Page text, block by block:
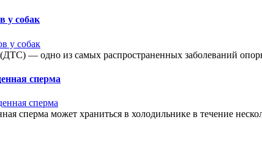
у собак
— одно из самых распространенных заболеваний
сперма
сперма может храниться в холодильнике в течение